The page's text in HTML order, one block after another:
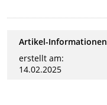
Artikel-Informationen
erstellt am:
14.02.2025